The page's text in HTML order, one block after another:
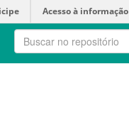
Acesso à informação